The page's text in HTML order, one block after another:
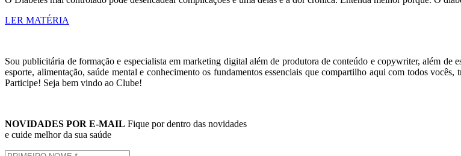
LER MATÉRIA
Sou publicitária de formação e especialista em marketing digital além de produtora de conteúdo e copywriter, além
esporte, alimentação, saúde mental e conhecimento os fundamentos essenciais que compartilho aqui com todos
Participe! Seja bem vindo ao Clube!
NOVIDADES POR E-MAIL Fique por dentro das novidades
e cuide melhor da sua saúde